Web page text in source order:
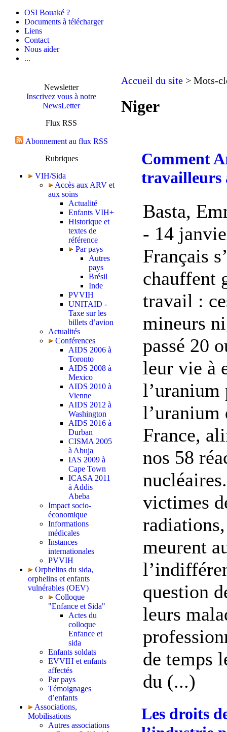
OSI Bouaké ?
Documents à télécharger
Liens
Contact
Nous aider
...
Newsletter
Inscrivez vous à notre
NewsLetter
Flux RSS
Abonnement au flux RSS
Rubriques
VIH/Sida
Accès aux ARV et
aux soins
Actualité
Enfants VIH+
Historique et
textes de
référence
Par pays
Autres
pays
Brésil
Inde
PVVIH
UNITAID -
Taxe sur les
billets d’avion
Actualités
Conférences
AIDS 2006 à
Toronto
AIDS 2008 à
Mexico
AIDS 2010 à
Vienne
AIDS 2012 à
Washington
AIDS 2016 à
Durban
CISMA 2005
à Abuja
IAS 2009 à
Cape Town
ICASA 2011
à Addis
Abeba
Impact socio-
économique
Informations
médicales
Instances
internationales
PVVIH
Orphelins du sida,
orphelins et enfants
vulnérables (OEV)
Colloque
"Enfance et Sida"
Actes du
colloque
Enfance et
sida
Enfants soldats
EVVIH et enfants
affectés
Par pays
Témoignages
d’enfants
Associations,
Mobilisations
Autres associations
Accueil du site > Mots-
Niger
Comment
travailleurs
Basta,
- 14
Français
chauffent
travail :
mineurs
passé 20
leur vie à
l’uranium
l’uranium
France,
nos 58
victimes
meurent
question
leurs
de temps
du (...)
Les droits